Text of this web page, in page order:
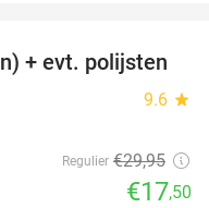
42%
+ evt. polijsten
9.6 star
Regulier €29,95
€17,50